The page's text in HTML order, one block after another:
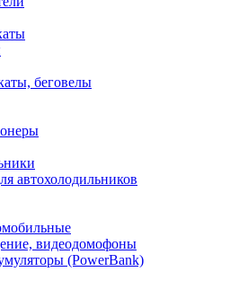
беговелы
автохолодильников
видеодомофоны
(PowerBank)